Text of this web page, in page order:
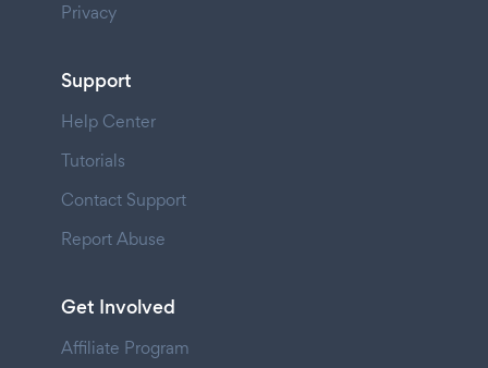
Privacy
Support
Help Center
Tutorials
Contact Support
Report Abuse
Get Involved
Affiliate Program